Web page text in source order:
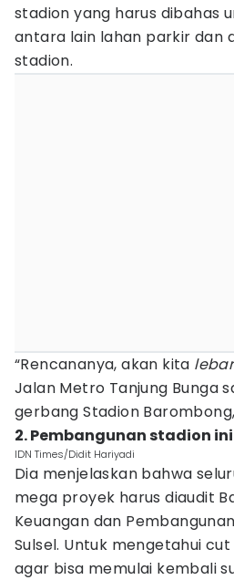
stadion yang harus dibahas
antara lain lahan parkir dan
stadion.
“Rencananya, akan kita
Jalan Metro Tanjung Bunga
gerbang Stadion
2. Pembangunan stadion
IDN Times/Didit Hariyadi
Dia menjelaskan bahwa
mega proyek harus diaudit
Keuangan dan
Sulsel. Untuk mengetahui
agar bisa memulai kembali